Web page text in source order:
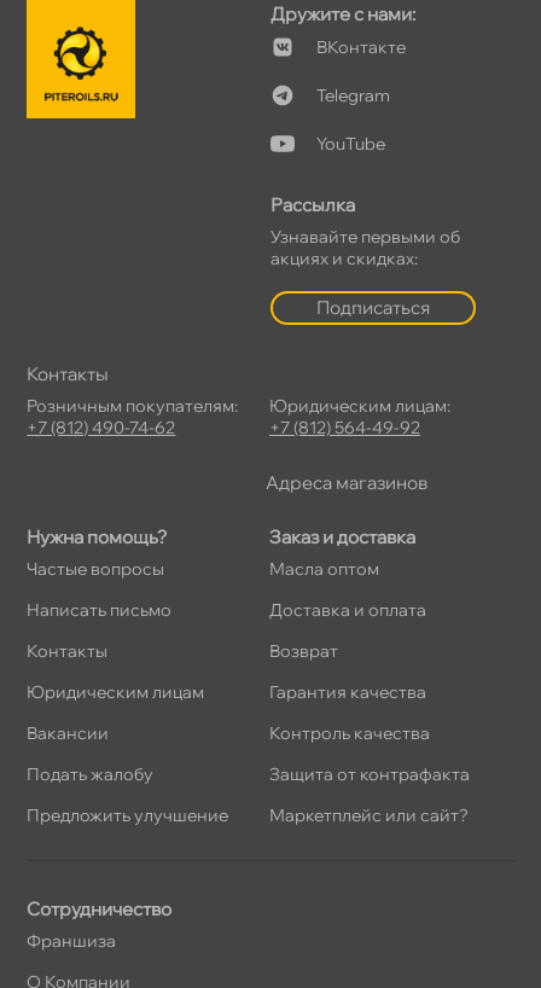
Нужна помощь?
Частые вопросы
Написать письмо
Контакты
Юридическим лицам
акансии
Подать жалобу
Предложить улучшение
Заказ и доставка
Масла оптом
Доставка и оплата
озврат
Гарантия качества
Контроль качества
Защита от контрафакта
Маркетплейс или сайт?
Дружите с нами:
Контакте
Telegram
YouTube
Рассылка
Узнавайте первыми о
акциях и скидках:
Подписаться
Сотрудничество
Франшиза
О Компании
Контакты
Розничным покупателям:
+7 (812) 490-74-62
Юридическим лицам:
+7 (812) 564-49-92
Адреса магазино